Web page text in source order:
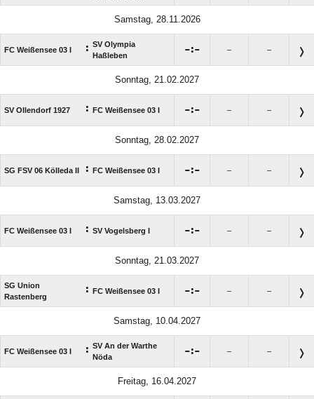
Samstag, 28.11.2026
FC Weißensee 03 I : SV Olympia
Haßleben
: – –
Sonntag, 21.02.2027
SV Ollendorf 1927 : FC Weißensee 03 I : – –
Sonntag, 28.02.2027
SG FSV 06 Kölleda II : FC Weißensee 03 I : – –
Samstag, 13.03.2027
FC Weißensee 03 I : SV Vogelsberg I : – –
Sonntag, 21.03.2027
SG Union
Rastenberg
: FC Weißensee 03 I : – –
Samstag, 10.04.2027
FC Weißensee 03 I : SV An der Warthe
Nöda
: – –
Freitag, 16.04.2027